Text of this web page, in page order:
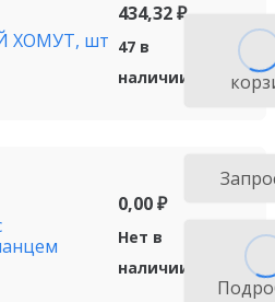
ХОМУТ, шт
434,32₽
47 в
наличии
0,00₽
Нет в
наличии